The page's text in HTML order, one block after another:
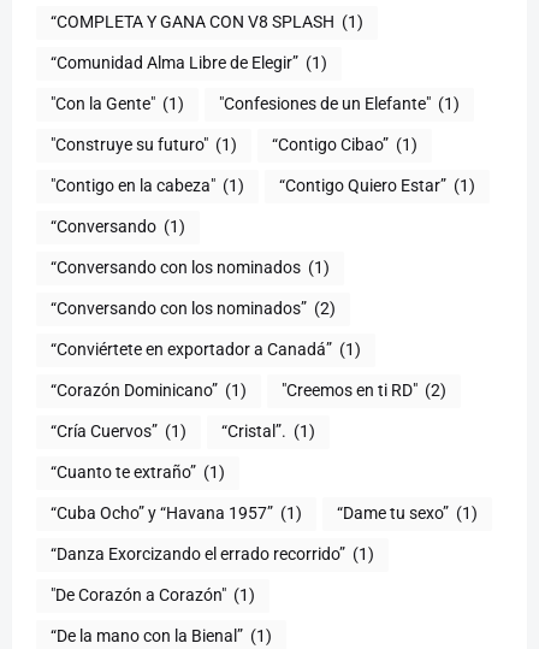
“COMPLETA Y GANA CON V8 SPLASH (1)
“Comunidad Alma Libre de Elegir” (1)
"Con la Gente" (1) "Confesiones de un Elefante" (1)
"Construye su futuro" (1) “Contigo Cibao” (1)
"Contigo en la cabeza" (1) “Contigo Quiero Estar” (1)
“Conversando (1)
“Conversando con los nominados (1)
“Conversando con los nominados” (2)
“Conviértete en exportador a Canadá” (1)
“Corazón Dominicano” (1) "Creemos en ti RD" (2)
“Cría Cuervos” (1) “Cristal”. (1)
“Cuanto te extraño” (1)
“Cuba Ocho” y “Havana 1957” (1) “Dame tu sexo” (1)
“Danza Exorcizando el errado recorrido” (1)
"De Corazón a Corazón" (1)
(1)